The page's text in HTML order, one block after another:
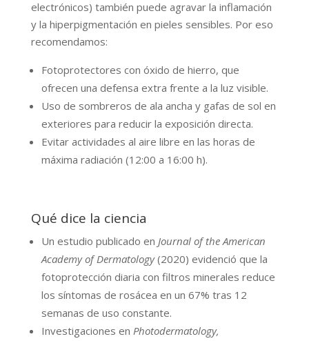
electrónicos) también puede agravar la inflamación
y la hiperpigmentación en pieles sensibles. Por eso
recomendamos:
Fotoprotectores con óxido de hierro, que
ofrecen una defensa extra frente a la luz visible.
Uso de sombreros de ala ancha y gafas de sol en
exteriores para reducir la exposición directa.
Evitar actividades al aire libre en las horas de
máxima radiación (12:00 a 16:00 h).
Qué dice la ciencia
Un estudio publicado en Journal of the American
Academy of Dermatology(2020) evidenció que la
fotoprotección diaria con filtros minerales reduce
los síntomas de rosácea en un 67% tras 12
semanas de uso constante.
Investigaciones en Photodermatology,